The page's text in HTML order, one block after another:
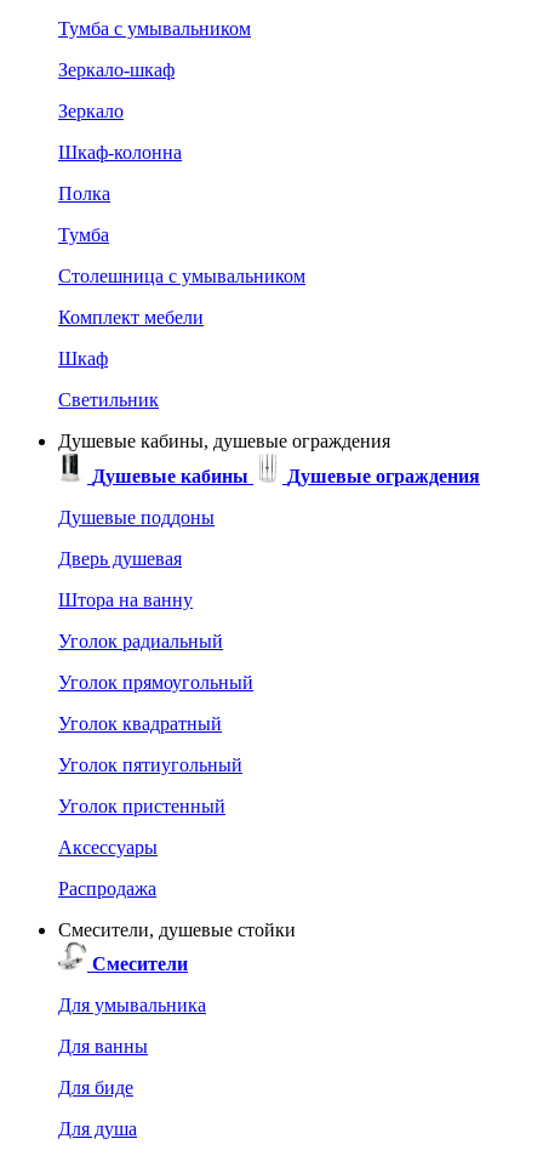
Тумба с умывальником
Зеркало-шкаф
Зеркало
Шкаф-колонна
Полка
Тумба
Столешница с умывальником
Комплект мебели
Шкаф
Светильник
Душевые кабины, душевые ограждения
Душевые кабины
Душевые ограждения
Душевые поддоны
Дверь душевая
Штора на ванну
Уголок радиальный
Уголок прямоугольный
Уголок квадратный
Уголок пятиугольный
Уголок пристенный
Аксессуары
Распродажа
Смесители, душевые стойки
Смесители
Для умывальника
Для ванны
Для биде
Для душа